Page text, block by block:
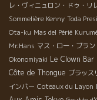
レ・ヴィニュロン・ドゥ・リ
Sommelière Kenny Toda
Ota-ku Mas del Périé
Mr.Hans マス・ロー・ブラン
Okonomiyaki Le Clown Bar
Côte de Thongue ブラッス
インバー Coteaux du Layon